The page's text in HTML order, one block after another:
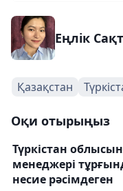
Еңлік
Қазақстан
Оқи отырыңыз
Түркістан
менеджері
несие рәсімдеген